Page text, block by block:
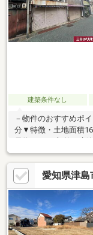
建築条件なし
－物件のおすすめポ
分▼特徴・土地面積
ハウスメーカー・工
よる制限を受けます■
━━━━━・・・物件の
ださい。※東側隣接地
す。 土地面積
地面積：425.30平米
愛知県津島